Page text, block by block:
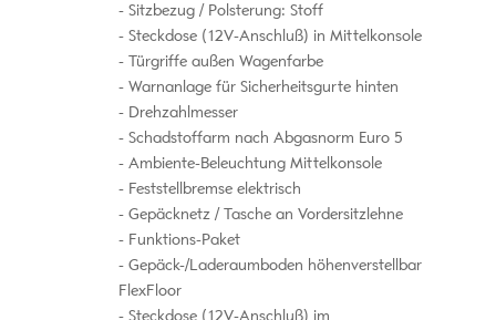
Sitzbezug / Polsterung: Stoff
Steckdose (12V-Anschluß) in Mittelkonsole
Türgriffe außen Wagenfarbe
Warnanlage für Sicherheitsgurte hinten
Drehzahlmesser
Schadstoffarm nach Abgasnorm Euro 5
Ambiente-Beleuchtung Mittelkonsole
Feststellbremse elektrisch
Gepäcknetz / Tasche an Vordersitzlehne
Funktions-Paket
Gepäck-/Laderaumboden höhenverstellbar
FlexFloor